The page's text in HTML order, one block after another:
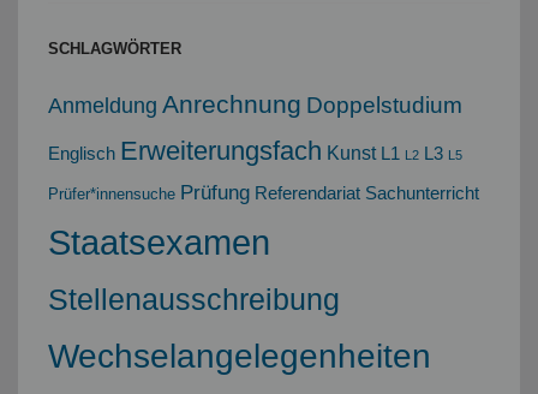
SCHLAGWÖRTER
Anmeldung Anrechnung Doppelstudium
Englisch Erweiterungsfach Kunst L1 L2 L3 L5
Prüfer*innensuche Prüfung Referendariat Sachunterricht
Staatsexamen
Stellenausschreibung
Wechselangelegenheiten